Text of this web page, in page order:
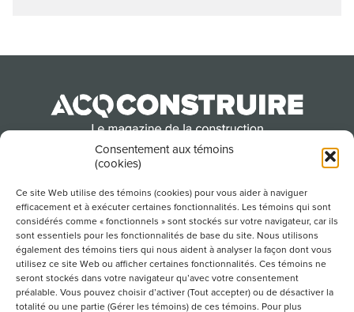
Consentement aux témoins
(cookies)
Ce site Web utilise des témoins (cookies) pour vous aider à naviguer
efficacement et à exécuter certaines fonctionnalités. Les témoins qui sont
considérés comme « fonctionnels » sont stockés sur votre navigateur, car ils
sont essentiels pour les fonctionnalités de base du site. Nous utilisons
également des témoins tiers qui nous aident à analyser la façon dont vous
utilisez ce site Web ou afficher certaines fonctionnalités. Ces témoins ne
seront stockés dans votre navigateur qu’avec votre consentement
préalable. Vous pouvez choisir d’activer (Tout accepter) ou de désactiver la
totalité ou une partie (Gérer les témoins) de ces témoins. Pour plus
Québec
POUR S’ABONNER À NOTRE INFOLETTRE